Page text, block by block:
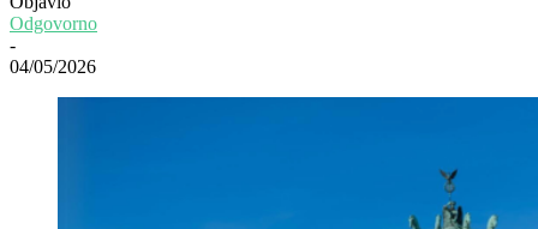
Odgovorno
-
04/05/2026